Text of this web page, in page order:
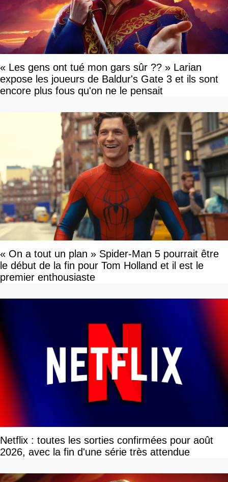
« Les gens ont tué mon gars sûr ?? » Larian
expose les joueurs de Baldur's Gate 3 et ils sont
encore plus fous qu'on ne le pensait
« On a tout un plan » Spider-Man 5 pourrait être
le début de la fin pour Tom Holland et il est le
premier enthousiaste
Netflix : toutes les sorties confirmées pour août
2026, avec la fin d'une série très attendue